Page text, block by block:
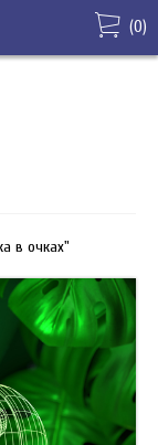
(0)
в очках"